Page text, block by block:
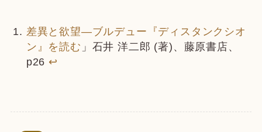
差異と欲望―ブルデュー『ディスタンクシオ
ン』を読む 」石井 洋二郎 (著)、藤原書店、
p26 ↩